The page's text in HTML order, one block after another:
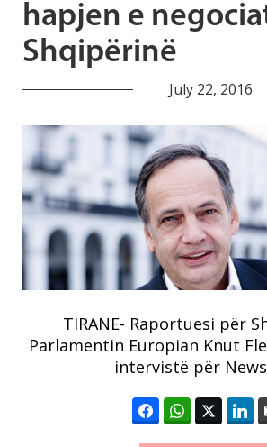
hapjen e
Shqipërinë
July 22, 2016
TIRANE- Raportuesi për
Parlamentin Europian Knut
intervistë për